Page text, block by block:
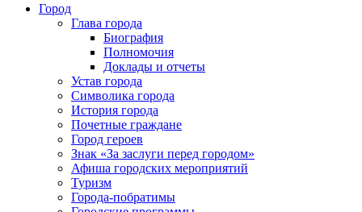
Город
Глава города
Биография
Полномочия
Доклады и отчеты
Устав города
Символика города
История города
Почетные граждане
Город героев
Знак «За заслуги перед городом»
Афиша городских мероприятий
Туризм
Города-побратимы